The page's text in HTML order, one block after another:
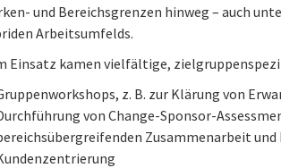
und Bereichsgrenzen hinweg – auch
Arbeitsumfelds.
Einsatz kamen vielfältige,
z. B. zur Klärung von
von Change-Sponsor-
Zusammenarbeit und